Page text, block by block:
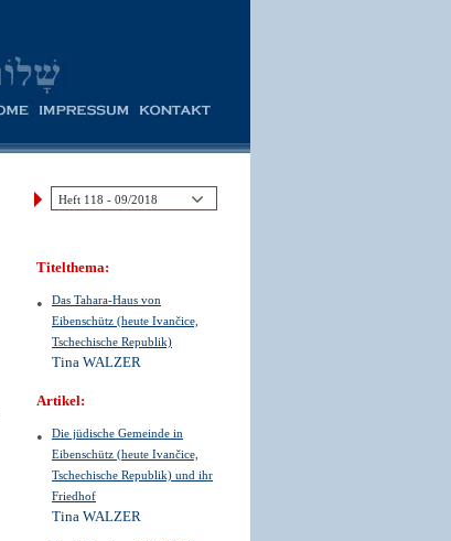
Titelthema:
Das Tahara-Haus von
Eibenschütz (heute Ivančice,
Tschechische Republik)
Tina WALZER
Artikel:
Die jüdische Gemeinde in
Eibenschütz (heute Ivančice,
Tschechische Republik) und ihr
Friedhof
Tina WALZER